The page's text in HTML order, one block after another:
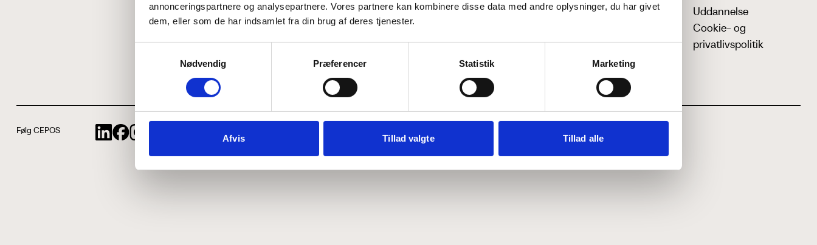
annonceringspartnere og analysepartnere. Vores partnere kan kombinere disse data med andre oplysninger, du har givet
dem, eller som de har indsamlet fra din brug af deres tjenester.
Nødvendig
Præferencer Statistik Marketing
Afvis Tillad valgte Tillad alle
Hvem er CEPOS
Vores værdier
Medarbejdere
Kontakt
Analyser
ABCepos
Podcast
Uddannelse
Cookie- og
privatlivspolitik
Følg CEPOS